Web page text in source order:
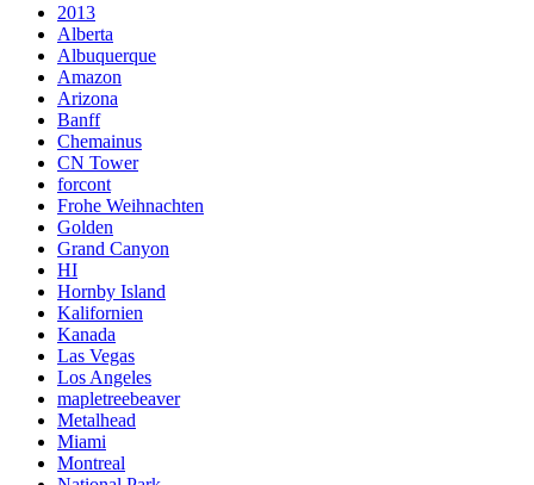
2013
Alberta
Albuquerque
Amazon
Arizona
Banff
Chemainus
CN Tower
forcont
Frohe Weihnachten
Golden
Grand Canyon
HI
Hornby Island
Kalifornien
Kanada
Las Vegas
Los Angeles
mapletreebeaver
Metalhead
Miami
Montreal